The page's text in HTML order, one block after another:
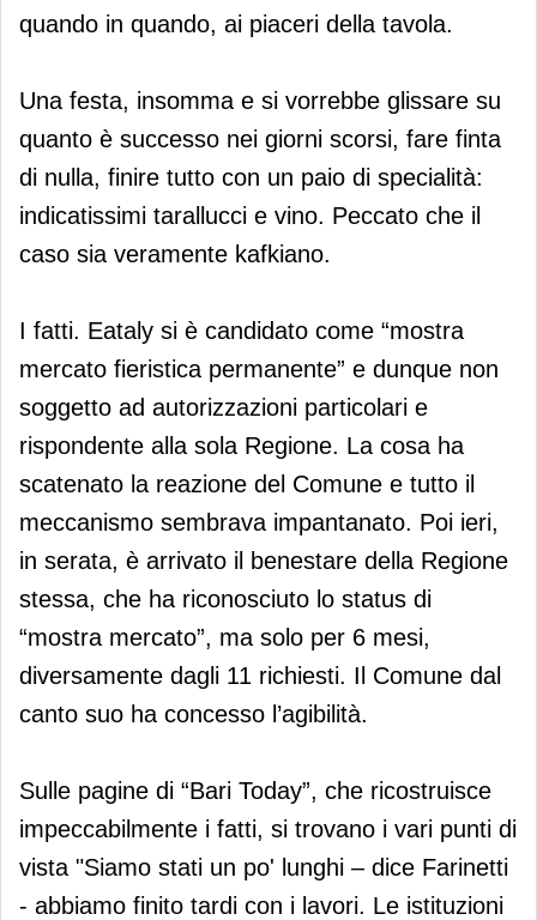
quando in quando, ai piaceri della tavola.
Una festa, insomma e si vorrebbe glissare su
quanto è successo nei giorni scorsi, fare finta
di nulla, finire tutto con un paio di specialità:
indicatissimi tarallucci e vino. Peccato che il
caso sia veramente kafkiano.
I fatti. Eataly si è candidato come “mostra
mercato fieristica permanente” e dunque non
soggetto ad autorizzazioni particolari e
rispondente alla sola Regione. La cosa ha
scatenato la reazione del Comune e tutto il
meccanismo sembrava impantanato. Poi ieri,
in serata, è arrivato il benestare della Regione
stessa, che ha riconosciuto lo status di
“mostra mercato”, ma solo per 6 mesi,
diversamente dagli 11 richiesti. Il Comune dal
canto suo ha concesso l’agibilità.
Sulle pagine di “Bari Today”, che ricostruisce
impeccabilmente i fatti, si trovano i vari punti di
vista "Siamo stati un po' lunghi – dice Farinetti
- abbiamo finito tardi con i lavori. Le istituzioni